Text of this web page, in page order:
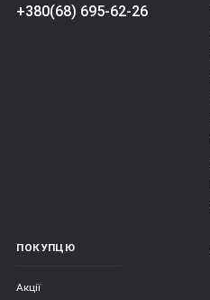
+380(68) 695-62-26
ПОКУПЦЮ
Акції